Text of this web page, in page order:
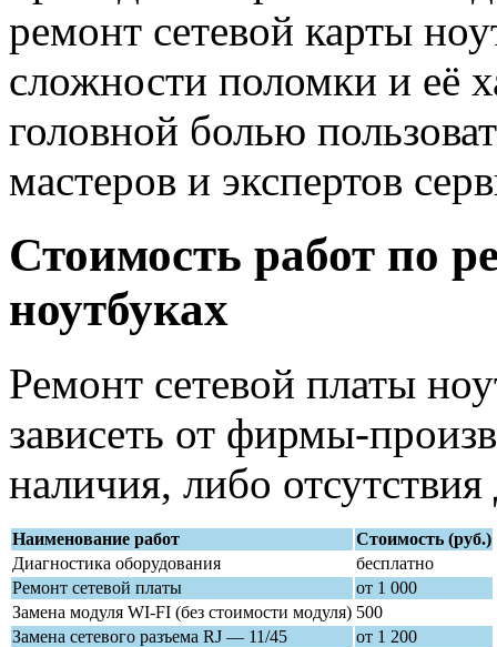
ремонт сетевой карты
сложности поломки и её
головной болью
мастеров и экспертов
Стоимость работ по
ноутбуках
Ремонт сетевой платы
зависеть от фирмы-
наличия, либо
Наименование работ
Стоимость (руб.)
Диагностика оборудования
бесплатно
Ремонт сетевой платы
от 1 000
Замена модуля WI-FI (без стоимости модуля) 500
Замена сетевого разъема RJ — 11/45
от 1 200